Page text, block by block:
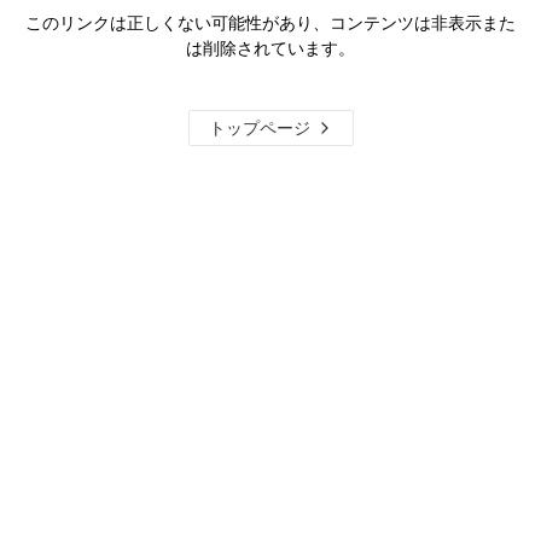
このリンクは正しくない可能性があり、コンテンツは非表示また
は削除されています。
トップページ